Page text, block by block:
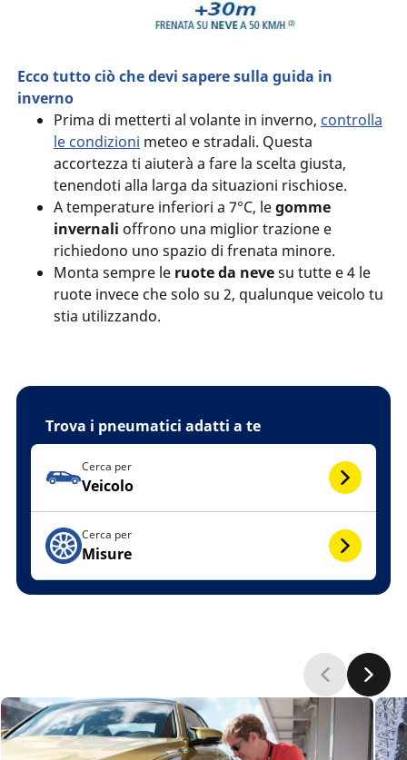
Ecco tutto ciò che devi sapere sulla guida in
inverno
Prima di metterti al volante in inverno, controlla
le condizioni meteo e stradali. Questa
accortezza ti aiuterà a fare la scelta giusta,
tenendoti alla larga da situazioni rischiose.
A temperature inferiori a 7°C, legomme
invernali offrono una miglior trazione e
richiedono uno spazio di frenata minore.
Monta sempre leruote da nevesu tutte e 4 le
ruote invece che solo su 2, qualunque veicolo tu
stia utilizzando.
Trova i pneumatici adatti a te
Cerca per
Veicolo
Cerca per
Misure